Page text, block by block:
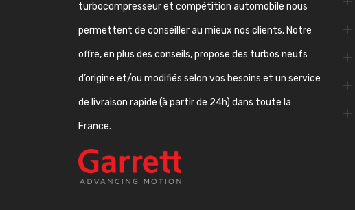
turbocompresseur et compétition automobile nous
permettent de conseiller au mieux nos clients. Notre
offre, en plus des conseils, propose des turbos neufs
d’origine et/ou modifiés selon vos besoins et un service
de livraison rapide (à partir de 24h) dans toute la
France.